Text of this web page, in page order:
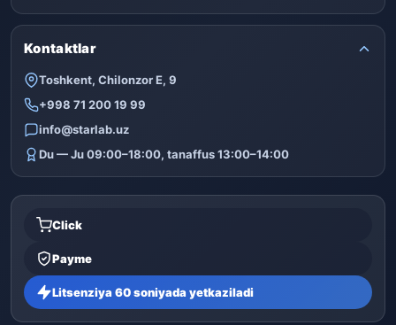
Kontaktlar
Toshkent, Chilonzor E, 9
+998 71 200 19 99
info@starlab.uz
Du — Ju 09:00–18:00, tanaffus 13:00–14:00
Click
Payme
Litsenziya 60 soniyada yetkaziladi